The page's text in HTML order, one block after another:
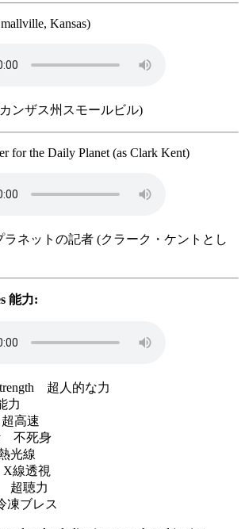
Kansas)
ンザス州スモールビル)
for the Daily Planet (as Clark Kent)
ラネットの記者 (クラーク・ケントとし
能力:
超人的な力
力
高速
不死身
光線
線透視
超聴力
凍ブレス